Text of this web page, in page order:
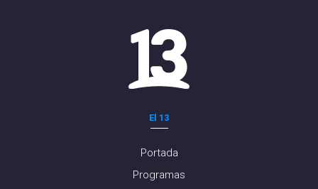
El 13
Portada
Programas